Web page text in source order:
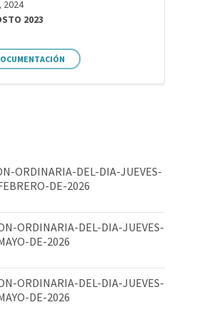
2024
2023
ORDINARIA-DEL-DIA-JUEVES-
DE-2026
ORDINARIA-DEL-DIA-JUEVES-
DE-2026
ORDINARIA-DEL-DIA-JUEVES-
DE-2026